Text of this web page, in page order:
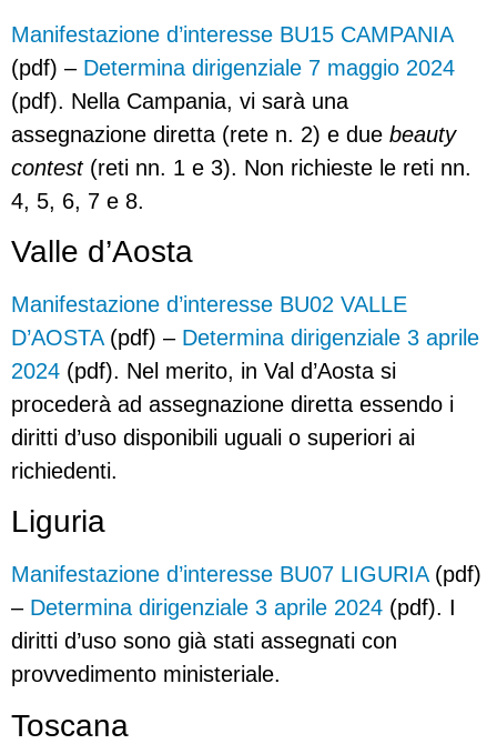
Manifestazione d’interesse BU15 CAMPANIA
(pdf) – Determina dirigenziale 7 maggio 2024
(pdf). Nella Campania, vi sarà una
assegnazione diretta (rete n. 2) e due beauty
contest(reti nn. 1 e 3). Non richieste le reti nn.
4, 5, 6, 7 e 8.
Valle d’Aosta
Manifestazione d’interesse BU02 VALLE
D’AOSTA(pdf) – Determina dirigenziale 3 aprile
2024 (pdf). Nel merito, in Val d’Aosta si
procederà ad assegnazione diretta essendo i
diritti d’uso disponibili uguali o superiori ai
richiedenti.
Liguria
Manifestazione d’interesse BU07 LIGURIA(pdf)
– Determina dirigenziale 3 aprile 2024 (pdf). I
diritti d’uso sono già stati assegnati con
provvedimento ministeriale.
Toscana